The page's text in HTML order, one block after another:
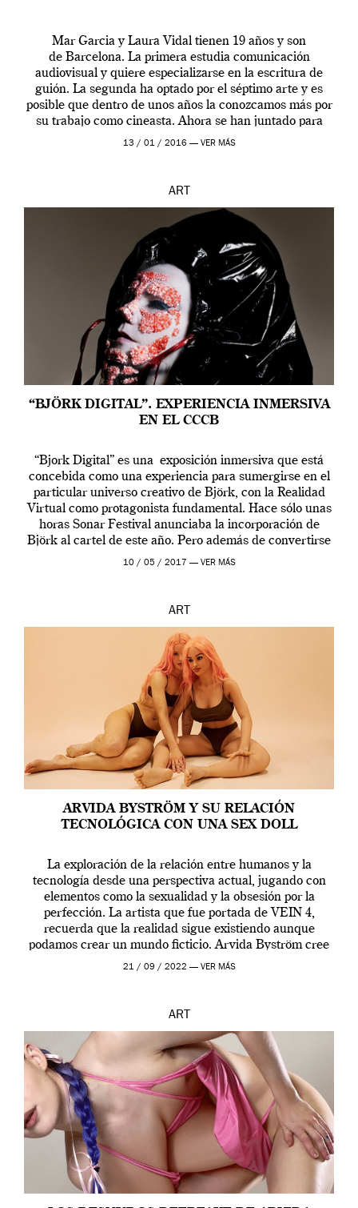
Mar Garcia y Laura Vidal tienen 19 años y son
de Barcelona. La primera estudia comunicación
audiovisual y quiere especializarse en la escritura de
guión. La segunda ha optado por el séptimo arte y es
posible que dentro de unos años la conozcamos más por
su trabajo como cineasta. Ahora se han juntado para
contarnos una […]
13 / 01 / 2016 — VER MÁS
ART
“BJÖRK DIGITAL”. EXPERIENCIA INMERSIVA
EN EL CCCB
“Bjork Digital” es una exposición inmersiva que está
concebida como una experiencia para sumergirse en el
particular universo creativo de Björk, con la Realidad
Virtual como protagonista fundamental. Hace sólo unas
horas Sonar Festival anunciaba la incorporación de
Björk al cartel de este año. Pero además de convertirse
en una de las actuaciones más relevantes […]
10 / 05 / 2017 — VER MÁS
ART
ARVIDA BYSTRÖM Y SU RELACIÓN
TECNOLÓGICA CON UNA SEX DOLL
La exploración de la relación entre humanos y la
tecnología desde una perspectiva actual, jugando con
elementos como la sexualidad y la obsesión por la
perfección. La artista que fue portada de VEIN 4,
recuerda que la realidad sigue existiendo aunque
podamos crear un mundo ficticio. Arvida Byström cree
que los humanos tienen un complejo […]
21 / 09 / 2022 — VER MÁS
ART